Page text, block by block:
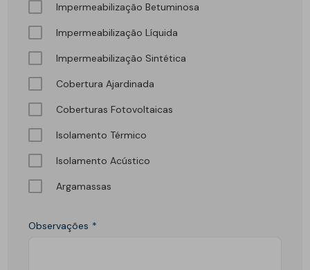
Impermeabilização Betuminosa
Impermeabilização Líquida
Impermeabilização Sintética
Cobertura Ajardinada
Coberturas Fotovoltaicas
Isolamento Térmico
Isolamento Acústico
Argamassas
Observações